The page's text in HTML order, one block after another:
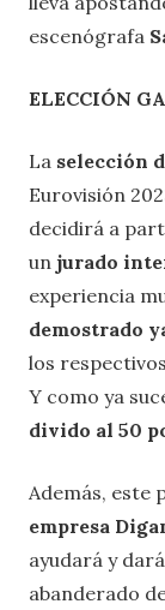
escenógrafa
ELECCIÓN
La selección
Eurovisión
decidirá a
un jurado
experiencia
demostrado
los
Y como ya
divido al 50
Además, este
empresa
ayudará y
abanderado